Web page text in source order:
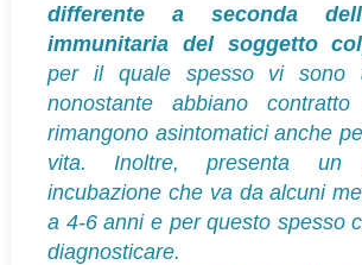
differente a seconda
immunitaria del soggetto
per il quale spesso vi sono
nonostante abbiano
rimangono asintomatici anche
vita. Inoltre, presenta un
incubazione che va da alcuni
a 4-6 anni e per questo spesso
diagnosticare.